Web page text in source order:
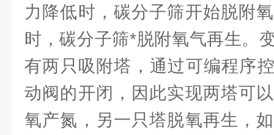
力降低时，碳分子筛开始脱附
时，碳分子筛*脱附氧气再生。
有两只吸附塔，通过可编程序
动阀的开闭，因此实现两塔可
氧产氮，另一只塔脱氧再生，